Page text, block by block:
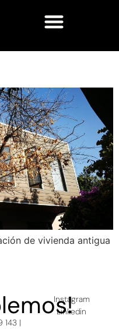
de vivienda antigua
143 |
Instagram
Linkedin